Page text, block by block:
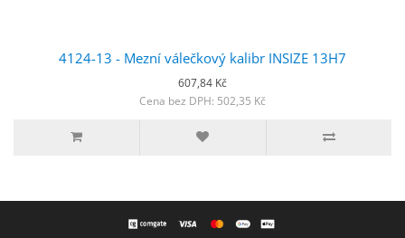
4124-13 - Mezní válečkový kalibr INSIZE 13H7
607,84 Kč
Cena bez DPH: 502,35 Kč